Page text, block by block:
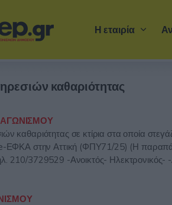
Η εταιρία
καθαριότητας
καθαριότητας σε κτίρια στα οποία
ΕΦΚΑ στην Αττική (ΦΠΥ71/25) (Η
210/3729529 -Ανοικτός- Ηλεκτρονικός-